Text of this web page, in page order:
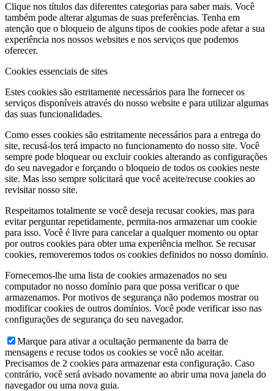
Clique nos títulos das diferentes categorias para saber mais. Você
também pode alterar algumas de suas preferências. Tenha em
atenção que o bloqueio de alguns tipos de cookies pode afetar a sua
experiência nos nossos websites e nos serviços que podemos
oferecer.
Cookies essenciais de sites
Estes cookies são estritamente necessários para lhe fornecer os
serviços disponíveis através do nosso website e para utilizar algumas
das suas funcionalidades.
Como esses cookies são estritamente necessários para a entrega do
site, recusá-los terá impacto no funcionamento do nosso site. Você
sempre pode bloquear ou excluir cookies alterando as configurações
do seu navegador e forçando o bloqueio de todos os cookies neste
site. Mas isso sempre solicitará que você aceite/recuse cookies ao
revisitar nosso site.
Respeitamos totalmente se você deseja recusar cookies, mas para
evitar perguntar repetidamente, permita-nos armazenar um cookie
para isso. Você é livre para cancelar a qualquer momento ou optar
por outros cookies para obter uma experiência melhor. Se recusar
cookies, removeremos todos os cookies definidos no nosso domínio.
Fornecemos-lhe uma lista de cookies armazenados no seu
computador no nosso domínio para que possa verificar o que
armazenamos. Por motivos de segurança não podemos mostrar ou
modificar cookies de outros domínios. Você pode verificar isso nas
configurações de segurança do seu navegador.
Marque para ativar a ocultação permanente da barra de
mensagens e recuse todos os cookies se você não aceitar.
Precisamos de 2 cookies para armazenar esta configuração. Caso
contrário, você será avisado novamente ao abrir uma nova janela do
navegador ou uma nova guia.